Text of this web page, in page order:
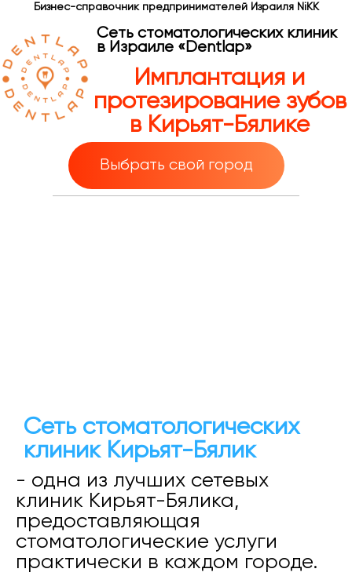
Бизнес-справочник предпринимателей Израиля NiKK
Сеть стоматологических клиник
в Израиле «Dentlap»
Имплантация и
протезирование зубов
в Кирьят-Бялике
Выбрать свой город
Сеть стоматологических
клиник Кирьят-Бялик
- одна из лучших сетевых
клиник Кирьят-Бялика,
предоставляющая
стоматологические услуги
практически в каждом городе.